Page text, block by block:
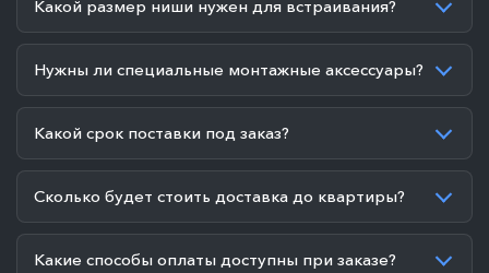
Какой размер ниши нужен для встраивания?
Нужны ли специальные монтажные аксессуары?
Какой срок поставки под заказ?
Сколько будет стоить доставка до квартиры?
Какие способы оплаты доступны при заказе?